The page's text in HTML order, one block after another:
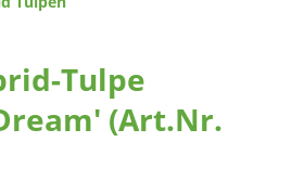
Tulpe
(Art.Nr.